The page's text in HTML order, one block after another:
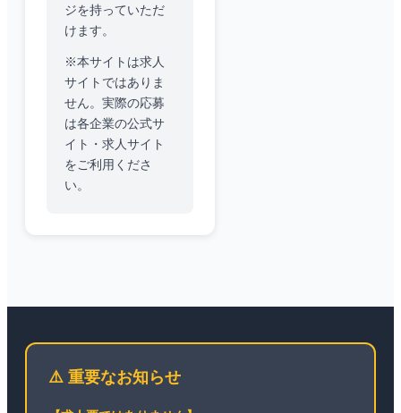
ジを持っていただ
けます。
※本サイトは求人
サイトではありま
せん。実際の応募
は各企業の公式サ
イト・求人サイト
をご利用くださ
い。
⚠️ 重要なお知らせ